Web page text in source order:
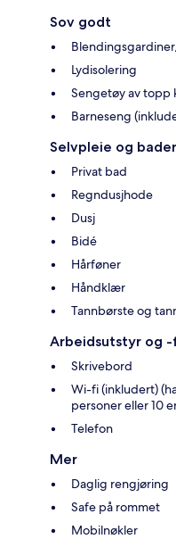
Sov godt
Lydisolering
Sengetøy av topp
Barneseng
Selvpleie og
Privat bad
Regndusjhode
Dusj
Bidé
Hårføner
Håndklær
Tannbørste og
Arbeidsutstyr og
Skrivebord
Wi-fi (inkludert)
personer eller 10
Telefon
Mer
Daglig rengjøring
Safe på rommet
Mobilnøkler